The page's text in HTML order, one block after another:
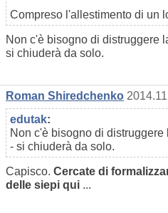
Compreso l'allestimento di un
Non c'è bisogno di distruggere
si chiuderà da solo.
Roman Shiredchenko
edutak:
Non c'è bisogno di distruggere
- si chiuderà da solo.
Capisco. Cercate di
delle siepi qui ...